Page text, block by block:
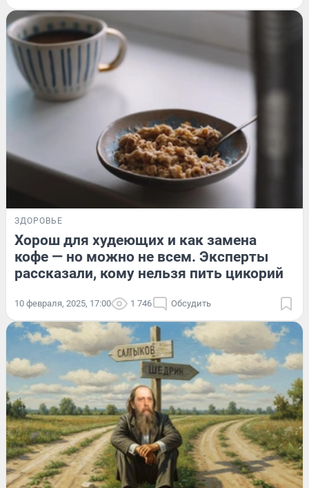
ЗДОРОВЬЕ
Хорош для худеющих и как замена
кофе — но можно не всем. Эксперты
рассказали, кому нельзя пить цикорий
10 февраля, 2025, 17:00 1 746 Обсудить